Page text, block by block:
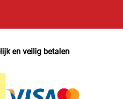
en veilig betalen